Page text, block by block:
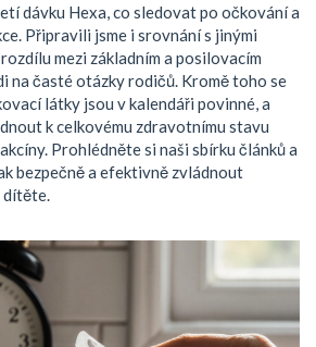
dávku Hexa, co sledovat po očkování a
Připravili jsme i srovnání s jinými
mezi základním a posilovacím
na časté otázky rodičů. Kromě toho se
látky jsou v kalendáři povinné, a
k celkovému zdravotnímu stavu
Prohlédněte si naši sbírku článků a
bezpečně a efektivně zvládnout
dítěte.